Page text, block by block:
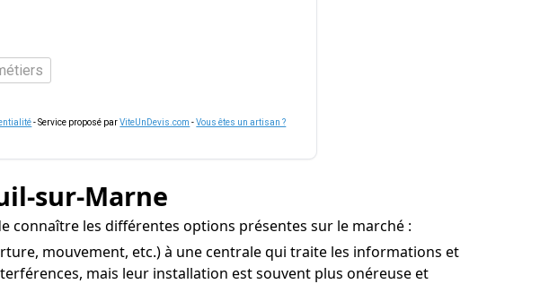
- Service proposé parViteUnDevis.com -Vous êtes un artisan ?
sur-Marne
connaître les différentes options présentes sur le marché :
mouvement, etc.) à une centrale qui traite les informations et
mais leur installation est souvent plus onéreuse et